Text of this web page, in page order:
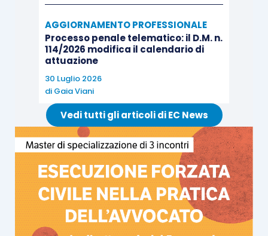
dovranno motivare tale decisione.L’ANAC, in sede di
vigilanza, verificherà quindi l’adozione e la qualità
monitorerà lo stato di adozione del “modello 231”.
Le società, che abbiano o meno adottato il “modello
231”, definiscono le misure per la prevenzione della
corruzione in relazione alle funzioni svolte e alla
propria specificità organizzativa.”
Rispetto quindi alla posizione assunta in seno alla
Determinazione 8/2015, l’ANAC parrebbe ora
voler lasciare alla libera decisione delle società
AGGIORNAMENTO PROFESSIONALE
Processo penale telematico: il D.M. n.
114/2026 modifica il calendario di
attuazione
30 Luglio 2026
di Gaia Viani
Vedi tutti gli articoli di EC News